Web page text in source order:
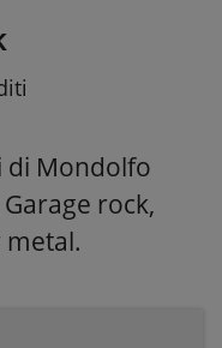
di Mondolfo
rock,
metal.